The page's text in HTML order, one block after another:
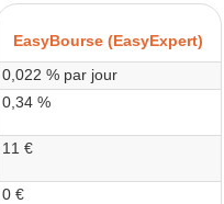
EasyBourse (EasyExpert)
0,022 % par jour
0,34 %
11 €
0 €